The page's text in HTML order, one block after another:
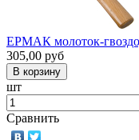
ЕРМАК молоток-
305,00 руб
шт
Сравнить